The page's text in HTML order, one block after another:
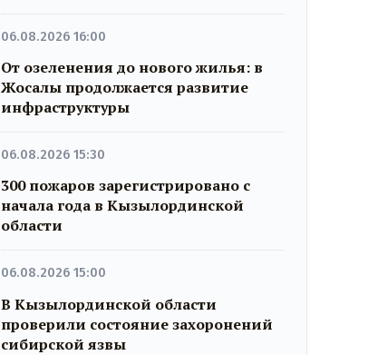
06.08.2026 16:00
От озеленения до нового жилья: в
Жосалы продолжается развитие
инфраструктуры
06.08.2026 15:30
300 пожаров зарегистрировано с
начала года в Кызылординской
области
06.08.2026 15:00
В Кызылординской области
проверили состояние захоронений
сибирской язвы